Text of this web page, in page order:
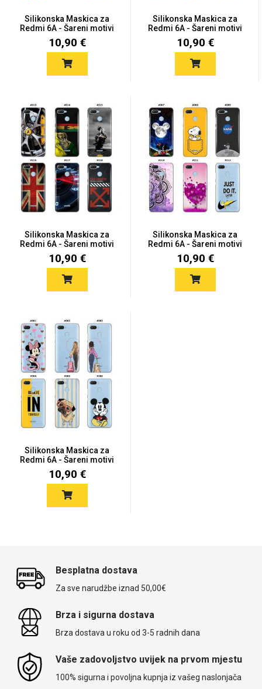
Silikonska Maskica za
Redmi 6A - Šareni motivi
10,90 €
Silikonska Maskica za
Redmi 6A - Šareni motivi
10,90 €
Silikonska Maskica za
Redmi 6A - Šareni motivi
10,90 €
Silikonska Maskica za
Redmi 6A - Šareni motivi
10,90 €
Silikonska Maskica za
Redmi 6A - Šareni motivi
10,90 €
Besplatna dostava
Za sve narudžbe iznad 50,00€
Brza i sigurna dostava
Brza dostava u roku od 3-5 radnih dana
Vaše zadovoljstvo uvijek na prvom mjestu
100% sigurna i povoljna kupnja iz vašeg naslonjača